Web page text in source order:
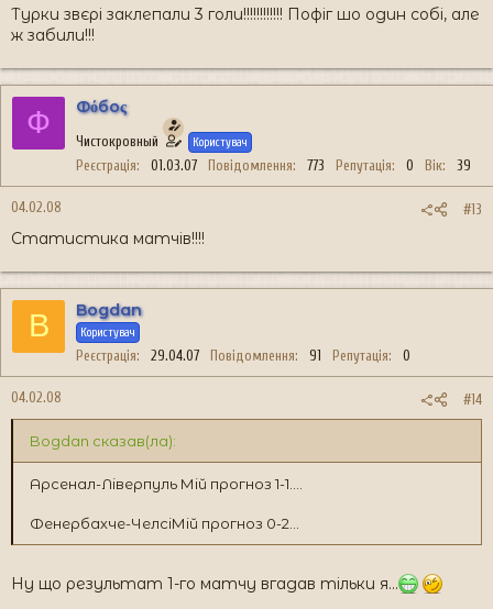
Турки звєрі заклепали 3 голи!!!!!!!!!!!! Пофіг шо один собі, але
ж забили!!!
Ф Фόбоς
Чистокровный Користувач
Реєстрація 01.03.07 Повідомлення 773 Репутація 0 Вік 39
04.02.08 #13
Статистика матчів!!!!
B Bogdan
Користувач
Реєстрація 29.04.07 Повідомлення 91 Репутація 0
04.02.08 #14
Bogdan сказав(ла):
Арсенал-Ліверпуль Мій прогноз 1-1....
Фенербахче-ЧелсіМій прогноз 0-2...
Ну що результат 1-го матчу вгадав тільки я...